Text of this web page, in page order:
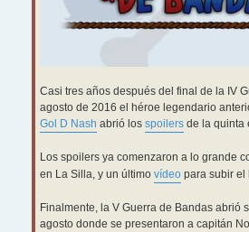
Casi tres años después del final de la IV
agosto de 2016 el héroe legendario
Gol D Nash abrió los spoilers de la quinta
Los spoilers ya comenzaron a lo grande
en La Silla, y un último vídeo para subir el
Finalmente, la V Guerra de Bandas abrió
agosto donde se presentaron a capitán